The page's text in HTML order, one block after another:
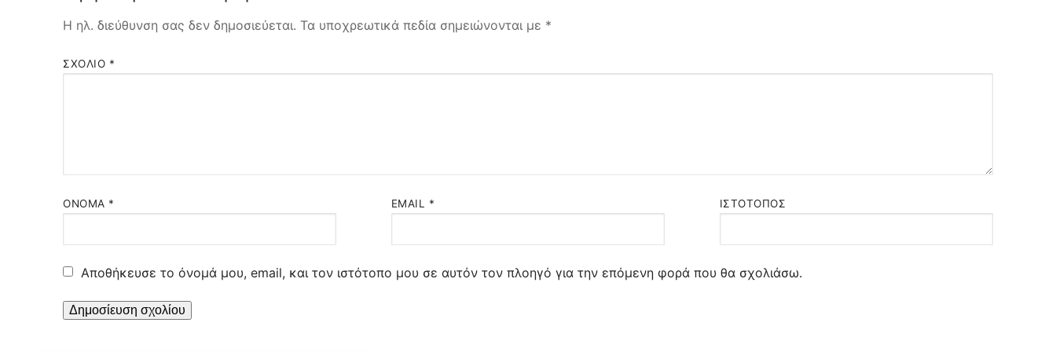
Η ηλ. διεύθυνση σας δεν δημοσιεύεται. Τα υποχρεωτικά πεδία σημειώνονται με *
ΣΧΌΛΙΟ *
ΌΝΟΜΑ * EMAIL * ΙΣΤΌΤΟΠΟΣ
Αποθήκευσε το όνομά μου, email, και τον ιστότοπο μου σε αυτόν τον πλοηγό για την επόμενη φορά που θα σχολιάσω.